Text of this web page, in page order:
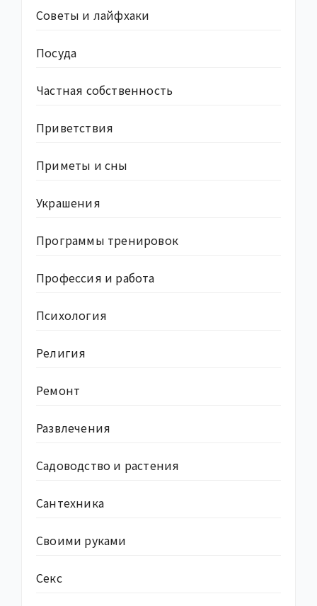
Советы и лайфхаки
Посуда
Частная собственность
Приветствия
Приметы и сны
Украшения
Программы тренировок
Профессия и работа
Психология
Религия
Ремонт
Развлечения
Садоводство и растения
Сантехника
Своими руками
Секс